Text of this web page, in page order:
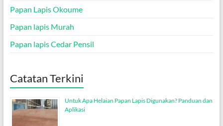
Papan Lapis Okoume
Papan lapis Murah
Papan lapis Cedar Pensil
Catatan Terkini
Untuk Apa Helaian Papan Lapis Digunakan? Panduan dan
Aplikasi